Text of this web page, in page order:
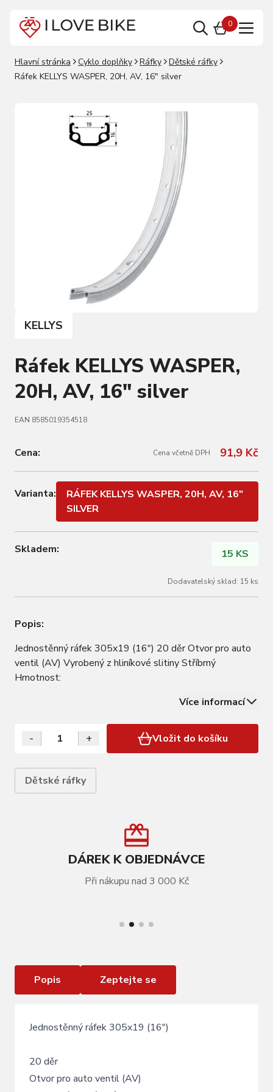
0
Hlavní stránka Cyklo doplňky Ráfky
Dětské ráfky
Ráfek KELLYS WASPER, 20H, AV, 16" silver
KELLYS
Ráfek KELLYS WASPER,
20H, AV, 16" silver
EAN 8585019354518
Cena: Cena včetně DPH 91,9 Kč
Varianta:
RÁFEK KELLYS WASPER, 20H, AV, 16"
SILVER
Skladem: 15 KS
Dodavatelský sklad: 15 ks
Popis:
Jednostěnný ráfek 305x19 (16") 20 děr Otvor pro auto
ventil (AV) Vyrobený z hliníkové slitiny Stříbrný
Hmotnost:
Více informací
- + Vložit do košíku
Dětské ráfky
DÁREK K OBJEDNÁVCE
Při nákupu nad 3 000 Kč
Popis Zeptejte se
Jednostěnný ráfek 305x19 (16")
20 děr
Otvor pro auto ventil (AV)